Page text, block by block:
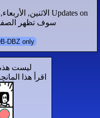
Updates on الاثنين, الأربعاء, الجمعة و الأحد at 20:00 (Paris time)
سوف تظهر الصفحة
DBZ only
ليست هذه
اقرأ هذا